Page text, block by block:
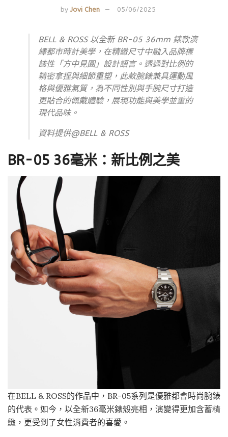
by Jovi Chen 05/06/2025
BELL & ROSS 以全新 BR-05 36mm 錶款演
繹都市時計美學，在精緻尺寸中融入品牌標
誌性「方中見圓」設計語言。透過對比例的
精密拿捏與細節重塑，此款腕錶兼具運動風
格與優雅氣質，為不同性別與手腕尺寸打造
更貼合的佩戴體驗，展現功能與美學並重的
現代品味。
資料提供@BELL & ROSS
BR-05 36毫米：新比例之美
在BELL & ROSS的作品中，BR-05系列是優雅都會時尚腕錶
的代表。如今，以全新36毫米錶殼亮相，演變得更加含蓄精
緻，更受到了女性消費者的喜愛。